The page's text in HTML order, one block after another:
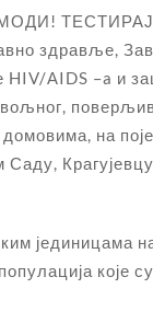
МОДИ!
здравље,
АIDS –a и
на
Саду,
јединицама
које